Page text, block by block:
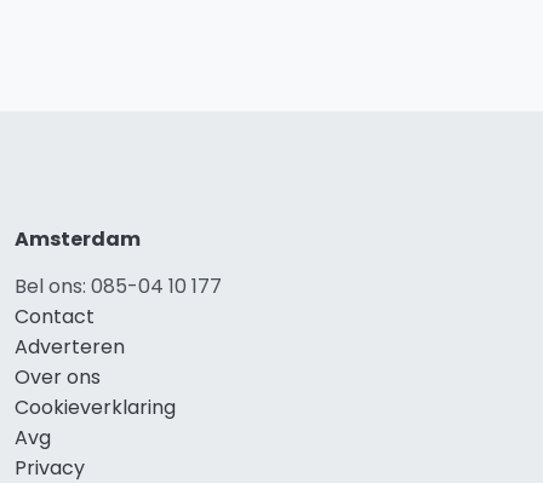
Amsterdam
Bel ons: 085-04 10 177
Contact
Adverteren
Over ons
Cookieverklaring
Avg
Privacy